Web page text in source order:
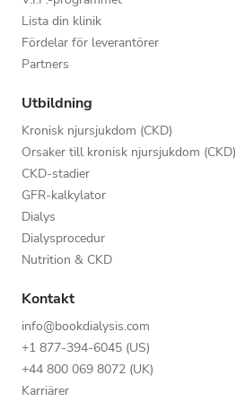
Lista din klinik
Fördelar för leverantörer
Partners
Utbildning
Kronisk njursjukdom (CKD)
Orsaker till kronisk njursjukdom (CKD)
CKD-stadier
GFR-kalkylator
Dialys
Dialysprocedur
Nutrition & CKD
Kontakt
info@bookdialysis.com
+1 877-394-6045 (US)
+44 800 069 8072 (UK)
Karriärer